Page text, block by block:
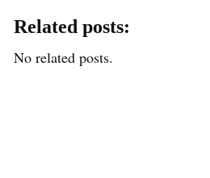
Related posts:
No related posts.